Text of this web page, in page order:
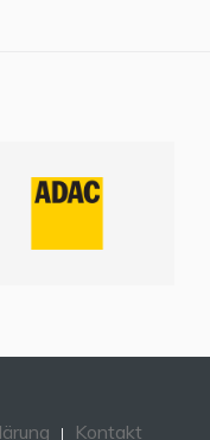
Kontakt